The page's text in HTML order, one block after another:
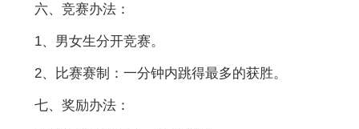
六、竞赛办法：
1、男女生分开竞赛。
2、比赛赛制：一分钟内跳得最多的获胜。
七、奖励办法：